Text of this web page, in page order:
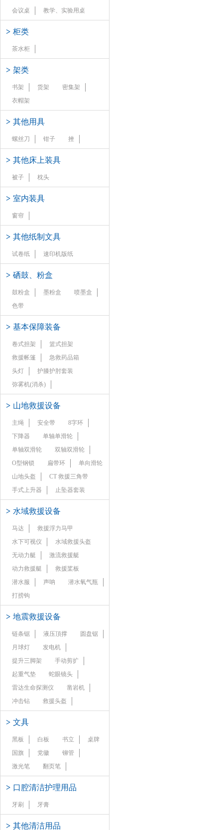
会议桌 教学、实验用桌
> 柜类
茶水柜
> 架类
书架 货架
密集架
衣帽架
> 其他用具
螺丝刀 钳子 挫
> 其他床上装具
被子 枕头
> 室内装具
窗帘
> 其他纸制文具
试卷纸 速印机版纸
> 硒鼓、粉盒
鼓粉盒 墨粉盒
喷墨盒
色带
> 基本保障装备
卷式担架
篮式担架
救援帐篷
急救药品箱
头灯
护膝护肘套装
弥雾机(消杀)
> 山地救援设备
主绳 安全带
8字环
下降器
单轴单滑轮
单轴双滑轮
双轴双滑轮
O型钢锁
扁带环
单向滑轮
山地头盔
CT 救援三角带
手式上升器
止坠器套装
> 水域救援设备
马达
救援浮力马甲
水下可视仪
水域救援头盔
无动力艇
激流救援艇
动力救援艇
救援桨板
潜水服
声呐
潜水氧气瓶
打捞钩
> 地震救援设备
链条锯 液压頂撑
圆盘锯
月球灯
发电机
提升三脚架
手动剪扩
起重气垫
蛇眼镜头
雷达生命探测仪
凿岩机
冲击钻
救援头盔
> 文具
黑板 白板 书立
桌牌
国旗
党徽
铆管
激光笔
翻页笔
> 口腔清洁护理用品
牙刷 牙膏
> 其他清洁用品